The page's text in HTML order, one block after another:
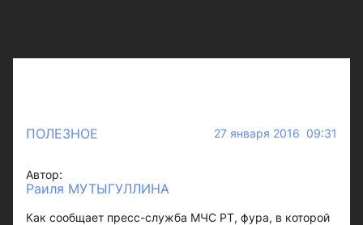
ПОЛЕЗНОЕ 27 января 2016 09:31
Автор:
Раиля МУТЫГУЛЛИНА
Как сообщает пресс-служба МЧС РТ, фура, в которой